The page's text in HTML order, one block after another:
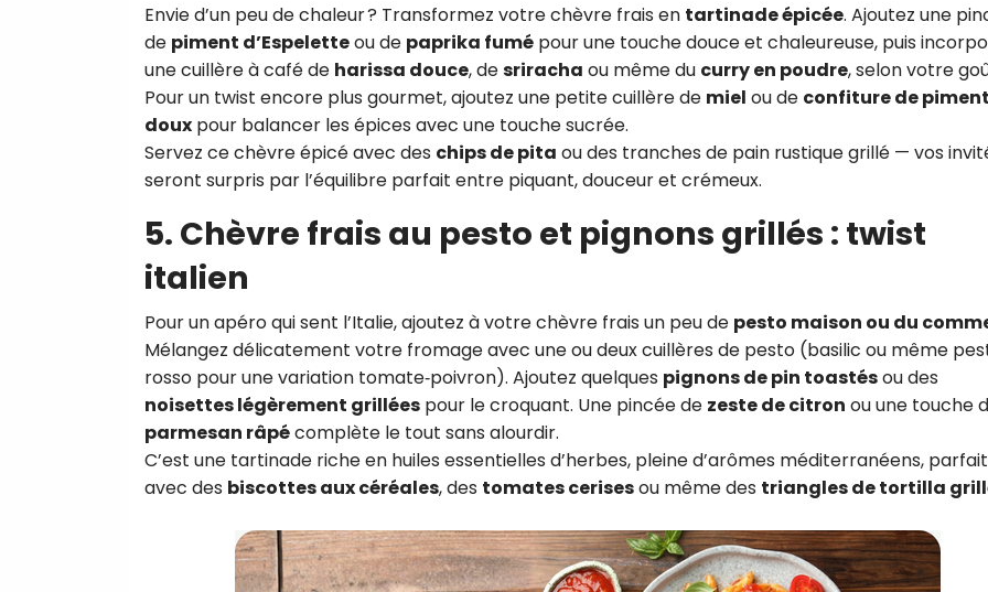
Envie d’un peu de chaleur ? Transformez votre chèvre frais en tartinade épicée. Ajoutez une
de piment d’Espeletteou de paprika fumé pour une touche douce et chaleureuse, puis
une cuillère à café de harissa douce, desriracha ou même du curry en poudre, selon votre
Pour un twist encore plus gourmet, ajoutez une petite cuillère de miel ou de confiture de piment
doux pour balancer les épices avec une touche sucrée.
Servez ce chèvre épicé avec des chips de pita ou des tranches de pain rustique grillé — vos
seront surpris par l’équilibre parfait entre piquant, douceur et crémeux.
5. Chèvre frais au pesto et pignons grillés : twist
italien
Pour un apéro qui sent l’Italie, ajoutez à votre chèvre frais un peu de pesto maison ou du
Mélangez délicatement votre fromage avec une ou deux cuillères de pesto (basilic ou même
rosso pour une variation tomate‑poivron). Ajoutez quelques pignons de pin toastésou des
noisettes légèrement grillées pour le croquant. Une pincée de zeste de citron ou une touche
parmesan râpécomplète le tout sans alourdir.
C’est une tartinade riche en huiles essentielles d’herbes, pleine d’arômes méditerranéens,
avec des biscottes aux céréales, des tomates cerisesou même des triangles de tortilla